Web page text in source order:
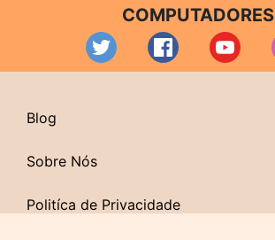
COMPUTADORES
Blog
Sobre Nós
Politíca de Privacidade